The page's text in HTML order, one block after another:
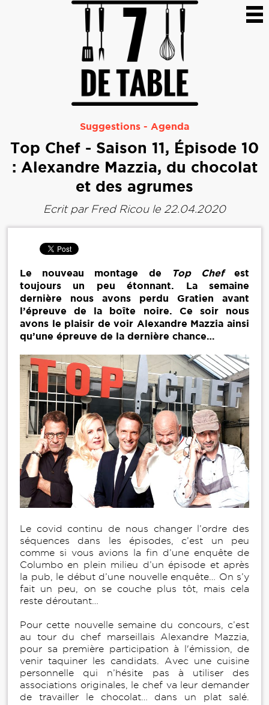
Suggestions - Agenda
Top Chef - Saison 11, Épisode 10
: Alexandre Mazzia, du chocolat
et des agrumes
Ecrit par Fred Ricoule 22.04.2020
Le nouveau montage de Top Chefest
toujours un peu étonnant. La semaine
dernière nous avons perdu Gratien avant
l’épreuve de la boîte noire. Ce soir nous
avons le plaisir de voir Alexandre Mazzia ainsi
qu’une épreuve de la dernière chance…
Le covid continu de nous changer l’ordre des
séquences dans les épisodes, c’est un peu
comme si vous avions la fin d’une enquête de
Columbo en plein milieu d’un épisode et après
la pub, le début d’une nouvelle enquête… On s’y
fait un peu, on se couche plus tôt, mais cela
reste déroutant…
Pour cette nouvelle semaine du concours, c’est
au tour du chef marseillais Alexandre Mazzia,
pour sa première participation à l'émission, de
venir taquiner les candidats. Avec une cuisine
personnelle qui n’hésite pas à utiliser des
associations originales, le chef va leur demander
de travailler le chocolat… dans un plat salé.